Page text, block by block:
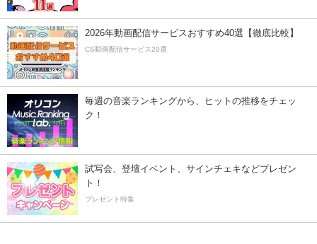
2026年動画配信サービスおすすめ40選【徹底比較】
CS動画配信サービス20選
毎週の音楽ランキングから、ヒットの推移をチェッ
ク！
試写会、登壇イベント、サインチェキなどプレゼン
ト！
プレゼント特集